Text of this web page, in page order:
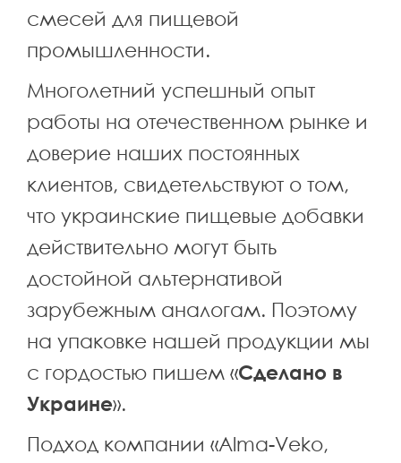
смесей для пищевой
промышленности.
Многолетний успешный опыт
работы на отечественном рынке и
доверие наших постоянных
клиентов, свидетельствуют о том,
что украинские пищевые добавки
действительно могут быть
достойной альтернативой
зарубежным аналогам. Поэтому
на упаковке нашей продукции мы
с гордостью пишем «Сделано в
Украине».
Подход компании «Alma-Veko,